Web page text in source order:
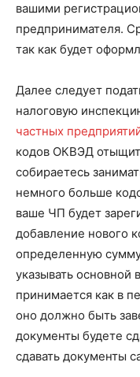
вашими
предпринимателя.
так как будет
Далее следует
налоговую
частных
кодов ОКВЭД
собираетесь
немного больше
ваше ЧП будет
добавление нового
определенную
указывать основной
принимается как в
оно должно быть
документы будете
сдавать документы